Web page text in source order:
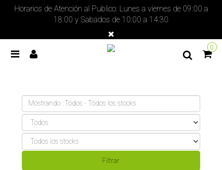
Horarios de Atención al Publico: Lunes a viernes de 09:00 a
18:00 y Sabados de 10:00 a 14:30
0
Mostrando : Todos - Todos los stocks